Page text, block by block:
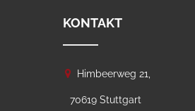
KONTAKT
Himbeerweg 21,
70619 Stuttgart